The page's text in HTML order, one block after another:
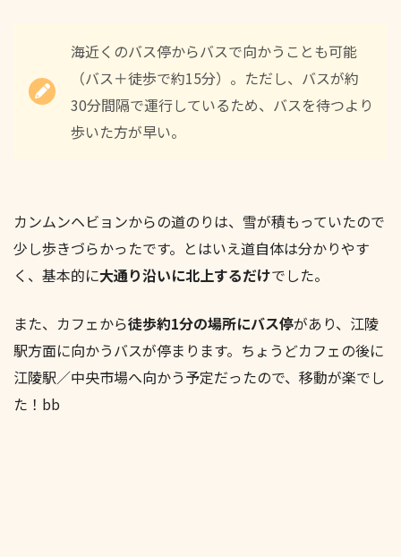
海近くのバス停からバスで向かうことも可能
（バス＋徒歩で約15分）。ただし、バスが約
30分間隔で運行しているため、バスを待つより
歩いた方が早い。
カンムンヘビョンからの道のりは、雪が積もっていたので
少し歩きづらかったです。とはいえ道自体は分かりやす
く、基本的に大通り沿いに北上するだけでした。
また、カフェから徒歩約1分の場所にバス停があり、江陵
駅方面に向かうバスが停まります。ちょうどカフェの後に
江陵駅／中央市場へ向かう予定だったので、移動が楽でし
た！bb